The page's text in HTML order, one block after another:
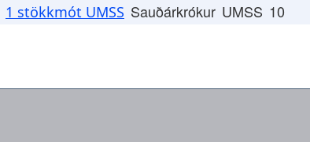
1 stökkmót UMSS Sauðárkrókur UMSS 10